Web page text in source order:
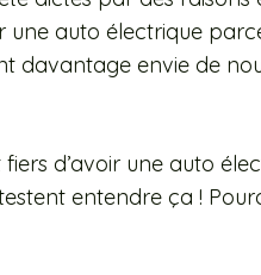
une auto électrique
davantage envie de
fiers d’avoir une auto
entendre ça !